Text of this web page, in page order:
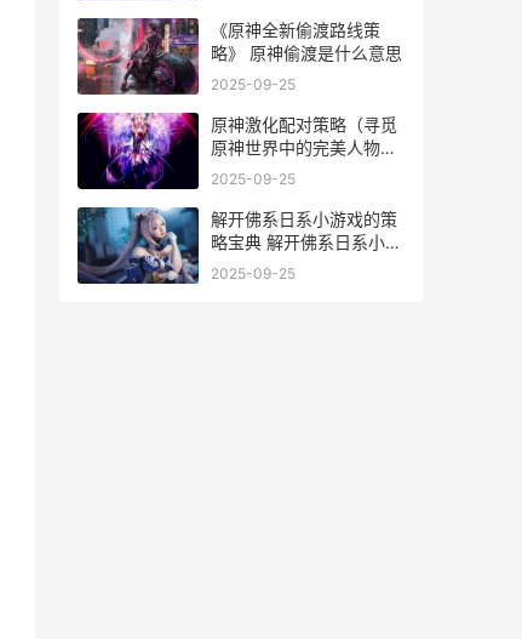
《原神全新偷渡路线策
略》 原神偷渡是什么意思
2025-09-25
原神激化配对策略（寻觅
原神世界中的完美人物组
合方案
2025-09-25
解开佛系日系小游戏的策
略宝典 解开佛系日系小说
阅读
2025-09-25